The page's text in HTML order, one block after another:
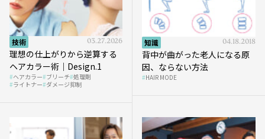
技術 03.27.2026
理想の仕上がりから逆算する
ヘアカラー術｜Design.1
ヘアカラー ブリーチ 処理剤
ライトナー ダメージ抑制
知識 04.18.2018
背中が曲がった老人になる原
因、ならない方法
HAIR MODE